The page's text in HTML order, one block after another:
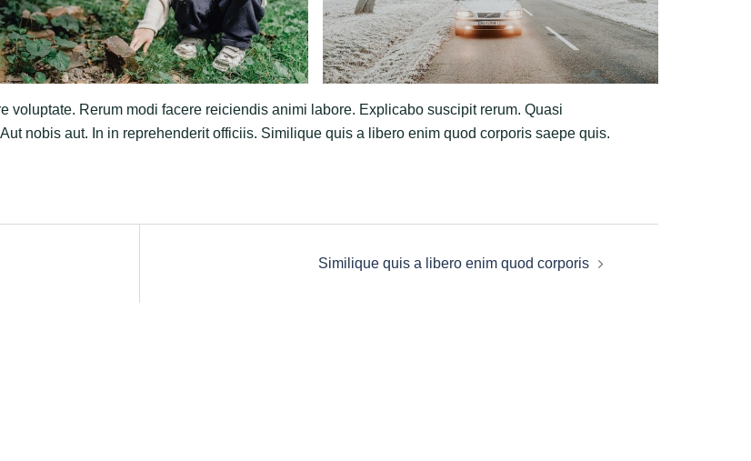
voluptate. Rerum modi facere reiciendis animi labore. Explicabo suscipit rerum. Quasi
nobis aut. In in reprehenderit officiis. Similique quis a libero enim quod corporis saepe quis.
Similique quis a libero enim quod corporis